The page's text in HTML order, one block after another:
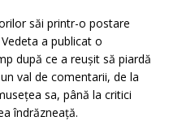
săi printr-o postare
a publicat o
după ce a reușit să piardă
val de comentarii, de la
sa, până la critici
îndrăzneață.